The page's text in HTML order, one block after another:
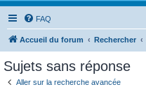
FAQ
Accueil du forum Rechercher
Sujets sans réponse
Aller sur la recherche avancée